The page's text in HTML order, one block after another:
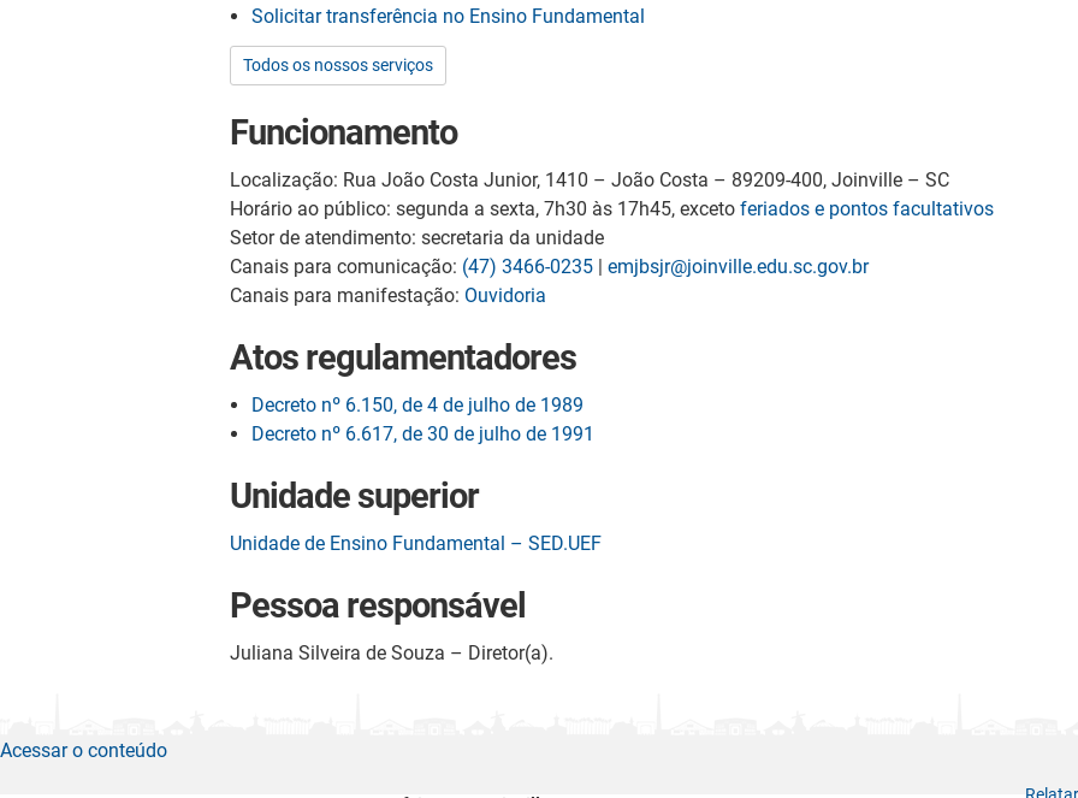
Solicitar transferência no Ensino Fundamental
Todos os nossos serviços
Funcionamento
Localização: Rua João Costa Junior, 1410 – João Costa – 89209-400, Joinville – SC
Horário ao público: segunda a sexta, 7h30 às 17h45, exceto feriados e pontos facultativos
Setor de atendimento: secretaria da unidade
Canais para comunicação: (47) 3466-0235 | emjbsjr@joinville.edu.sc.gov.br
Canais para manifestação: Ouvidoria
Atos regulamentadores
Decreto nº 6.150, de 4 de julho de 1989
Decreto nº 6.617, de 30 de julho de 1991
Unidade superior
Unidade de Ensino Fundamental – SED.UEF
Pessoa responsável
Juliana Silveira de Souza – Diretor(a).
Acessar o conteúdo